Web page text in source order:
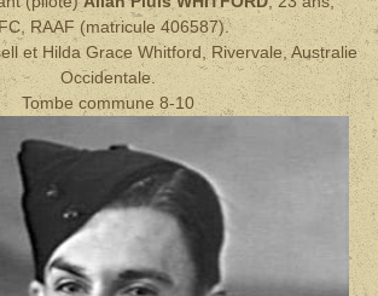
RAAF (matricule 406587).
et Hilda Grace Whitford, Rivervale, Australie
Occidentale.
Tombe commune 8-10